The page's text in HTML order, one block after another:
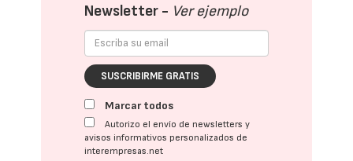
Newsletter - Ver ejemplo
SUSCRIBIRME GRATIS
Marcar todos
Autorizo el envío de newsletters y
avisos informativos personalizados de
interempresas.net